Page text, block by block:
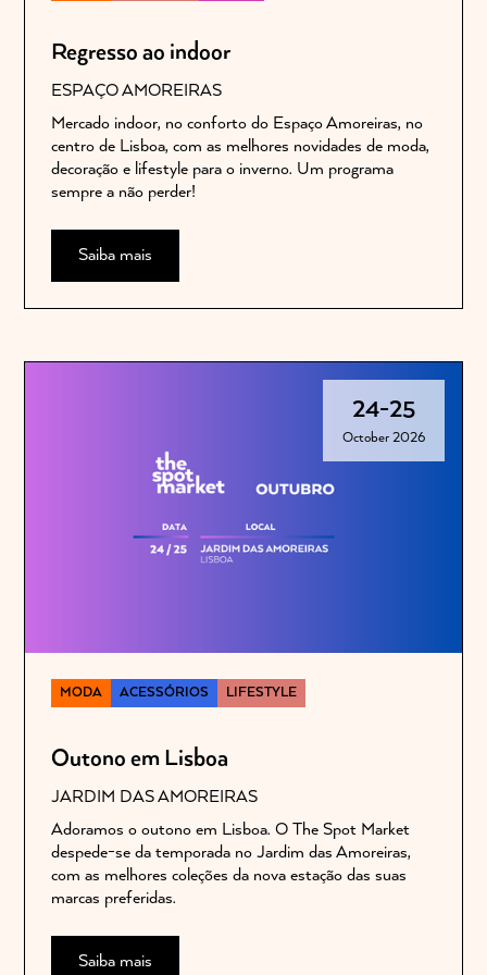
Regresso ao indoor
ESPAÇO AMOREIRAS
Mercado indoor, no conforto do Espaço Amoreiras, no
centro de Lisboa, com as melhores novidades de moda,
decoração e lifestyle para o inverno. Um programa
sempre a não perder!
Saiba mais
24-25
October 2026
MODA ACESSÓRIOS LIFESTYLE
Outono em Lisboa
JARDIM DAS AMOREIRAS
Adoramos o outono em Lisboa. O The Spot Market
despede-se da temporada no Jardim das Amoreiras,
com as melhores coleções da nova estação das suas
marcas preferidas.
Saiba mais